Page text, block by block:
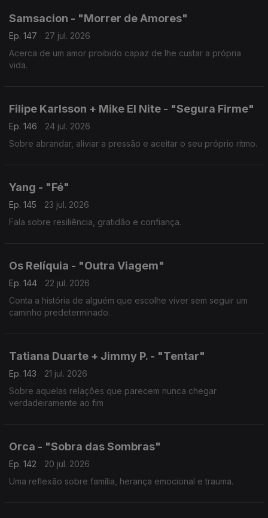
Samsacion - "Morrer de Amores"
Ep. 147
27 jul. 2026
Acerca de um amor proibido capaz de lhe custar a própria
vida.
Filipe Karlsson + Mike El Nite - "Segura Firme"
Ep. 146
24 jul. 2026
Sobre abrandar, aliviar a pressão e aceitar o seu próprio ritmo.
Yang - "Fé"
Ep. 145
23 jul. 2026
Fala sobre resiliência, gratidão e confiança.
Os Relíquia - "Outra Viagem"
Ep. 144
22 jul. 2026
Conta a história de alguém que escolhe viver sem seguir um
caminho predeterminado.
Tatiana Duarte + Jimmy P. - "Tentar"
Ep. 143
21 jul. 2026
Sobre aquelas relações que parecem nunca chegar
verdadeiramente ao fim
Orca - "Sobra das Sombras"
Ep. 142
20 jul. 2026
Uma reflexão sobre família, herança emocional e trauma.